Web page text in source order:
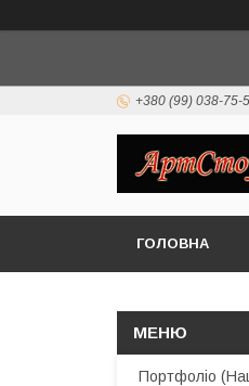
+380 (99) 038-75-
ГОЛОВНА
Портфоліо